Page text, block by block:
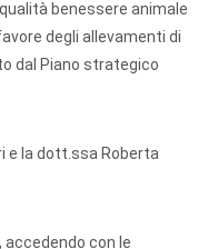
benessere animale
degli allevamenti di
dal Piano strategico
e la dott.ssa Roberta
accedendo con le